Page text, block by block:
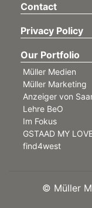
Contact
Privacy Policy
Our Portfolio
Müller Medien
Müller Marketing
Anzeiger von
Lehre BeO
Im Fokus
GSTAAD MY
find4west
© Müller